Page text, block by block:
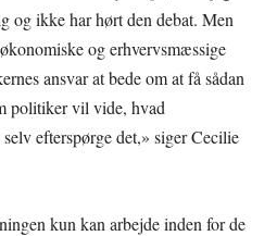
og ikke har hørt den debat. Men
og erhvervsmæssige
ansvar at bede om at få sådan
politiker vil vide, hvad
efterspørge det,» siger Cecilie
kun kan arbejde inden for de